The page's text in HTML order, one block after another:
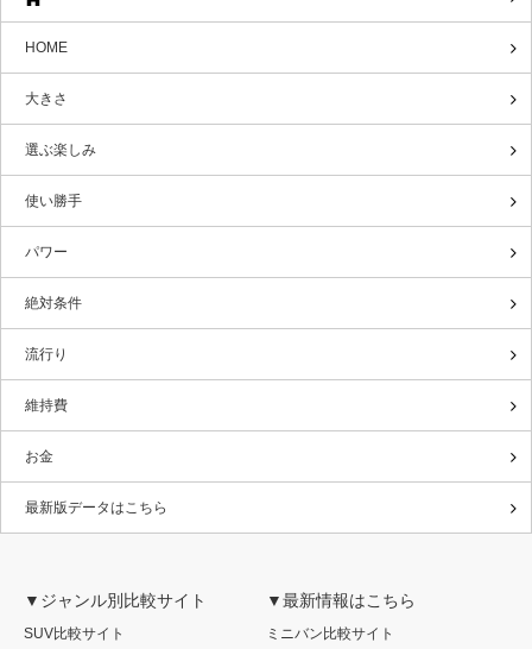
HOME
大きさ
選ぶ楽しみ
使い勝手
パワー
絶対条件
流行り
維持費
お金
最新版データはこちら
▼ジャンル別比較サイト
SUV比較サイト
▼最新情報はこちら
ミニバン比較サイト